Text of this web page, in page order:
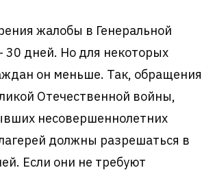
жалобы в Генеральной
30 дней. Но для некоторых
он меньше. Так, обращения
Отечественной войны,
несовершеннолетних
должны разрешаться в
Если они не требуют